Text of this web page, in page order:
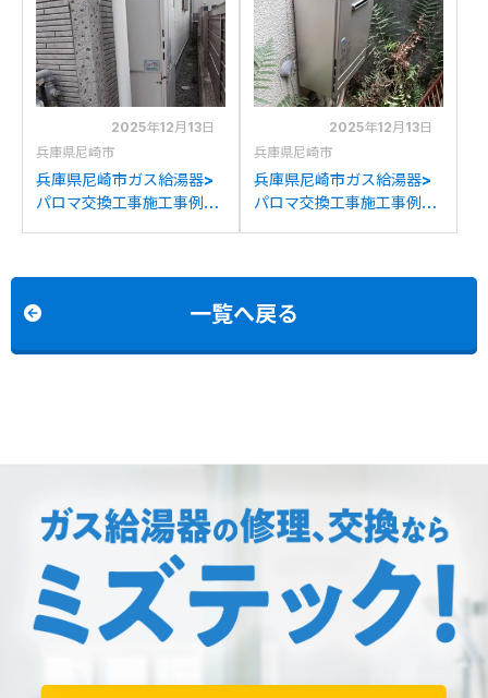
RUF-K2406SAW(A)への
交換
イRUF-A2005SAT-L(C)
への交換
2025年12月13日
兵庫県尼崎市
兵庫県尼崎市ガス給湯器>
パロマ交換工事施工事例：
2025年12月13日
兵庫県尼崎市
兵庫県尼崎市ガス給湯器>
パロマ交換工事施工事例：
一覧へ戻る